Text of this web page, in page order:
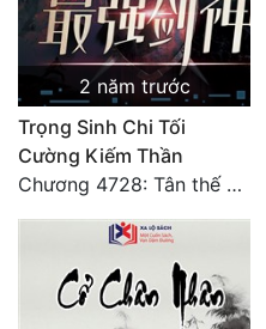
Quân Sự
Sảng Văn
Sắc
Sủng
Tiên Hiệp
2 năm trước
Trọng Sinh Chi Tối
Cường Kiếm Thần
Chương 4728: Tân thế giới (đại kết cục) (10)